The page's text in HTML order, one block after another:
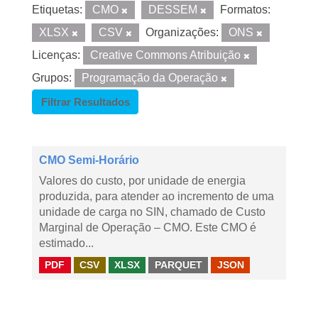
Etiquetas: CMO DESSEM
Formatos:
XLSX
CSV Organizações:
ONS
Licenças:
Creative Commons Atribuição
Grupos:
Programação da Operação
Filtrar Resultados
CMO Semi-Horário
Valores do custo, por unidade de energia
produzida, para atender ao incremento de uma
unidade de carga no SIN, chamado de Custo
Marginal de Operação – CMO. Este CMO é
estimado...
PDF CSV XLSX PARQUET JSON